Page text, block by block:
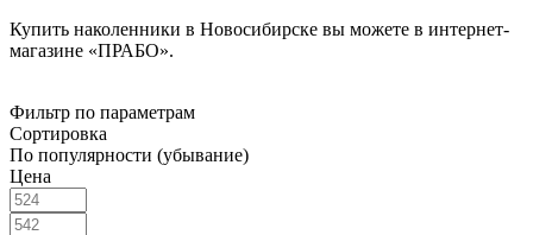
Купить наколенники в Новосибирске вы можете в интернет-
магазине «ПРАБО».
Фильтр по параметрам
Сортировка
По популярности (убывание)
Цена